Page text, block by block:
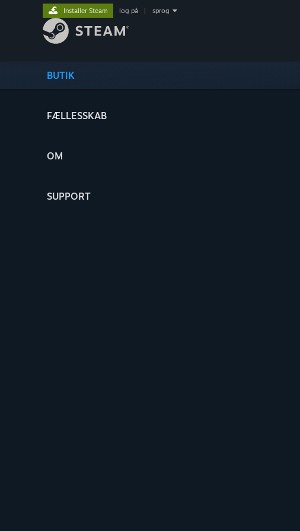
BUTIK
FÆLLESSKAB
OM
SUPPORT
Installer Steam log på sprog